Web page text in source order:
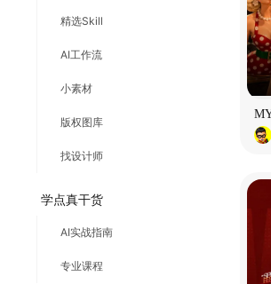
精选Skill
AI工作流
小素材
版权图库
找设计师
学点真干货
AI实战指南
专业课程